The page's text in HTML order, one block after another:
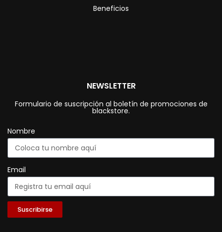
Beneficios
NEWSLETTER
Formulario de suscripción al boletín de promociones de
blackstore.
Nombre
Email
Suscribirse